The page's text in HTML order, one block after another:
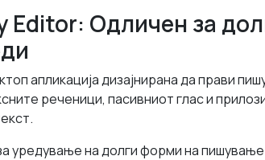
Editor: Одличен за
апликација дизајнирана да прави
реченици, пасивниот глас и
уредување на долги форми на пишување